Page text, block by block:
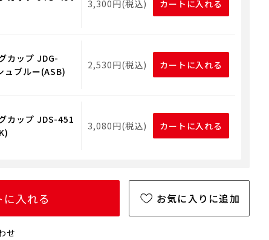
3,300円(税込) カートに入れる
カップ JDG-
ュブルー(ASB)
2,530円(税込) カートに入れる
カップ JDS-451
3,080円(税込) カートに入れる
に入れる お気に入りに追加
せ